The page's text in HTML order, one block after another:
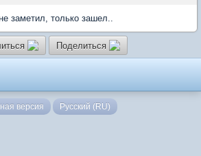
заметил, только зашел..
Поделиться
версия Русский (RU)